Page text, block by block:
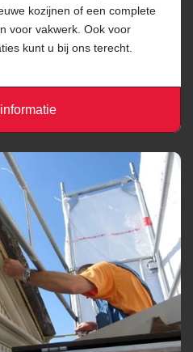
kozijnen of een complete
voor vakwerk. Ook voor
kunt u bij ons terecht.